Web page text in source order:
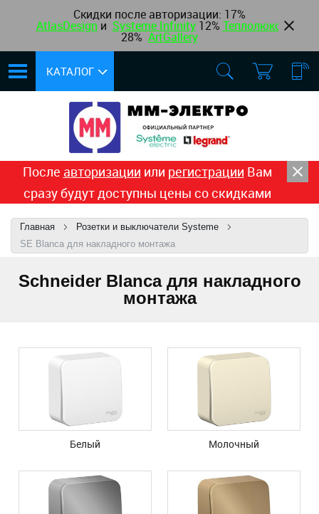
Скидки после авторизации: 17%
AtlasDesign и Systeme Infinity12% Теплолюкс
28% ArtGallery
КАТАЛОГ
После авторизации или регистрации Вам
сразу будут доступны цены со скидками
Главная
Розетки и выключатели Systeme
SE Blanca для накладного монтажа
Schneider Blanca для накладного
монтажа
Белый Молочный